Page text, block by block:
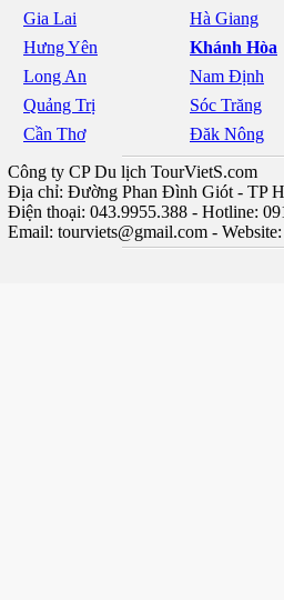
Gia Lai
Hà Giang
Hưng Yên
Khánh Hòa
Long An
Nam Định
Quảng Trị
Sóc Trăng
Cần Thơ
Đăk Nông
Công ty CP Du lịch TourVietS.com
Địa chỉ: Đường Phan Đình Giót - TP
Điện thoại: 043.9955.388 - Hotline:
Email: tourviets@gmail.com -